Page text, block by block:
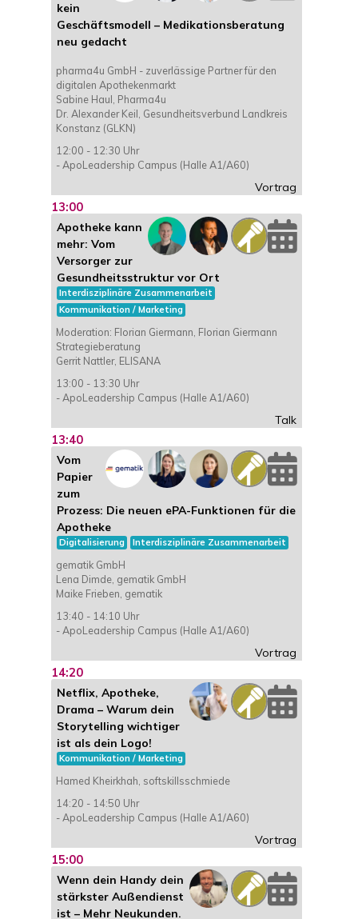
kein
Geschäftsmodell – Medikationsberatung
neu gedacht
pharma4u GmbH - zuverlässige Partner für den
digitalen Apothekenmarkt
Sabine Haul, Pharma4u
Dr. Alexander Keil, Gesundheitsverbund Landkreis
Konstanz (GLKN)
12:00 - 12:30 Uhr
- ApoLeadership Campus (Halle A1/A60)
Vortrag
13:00
Apotheke kann
mehr: Vom
Versorger zur
Gesundheitsstruktur vor Ort
Interdisziplinäre Zusammenarbeit
Kommunikation / Marketing
Moderation: Florian Giermann, Florian Giermann
Strategieberatung
Gerrit Nattler, ELISANA
13:00 - 13:30 Uhr
- ApoLeadership Campus (Halle A1/A60)
Talk
13:40
Vom
Papier
zum
Prozess: Die neuen ePA-Funktionen für die
Apotheke
Digitalisierung Interdisziplinäre Zusammenarbeit
gematik GmbH
Lena Dimde, gematik GmbH
Maike Frieben, gematik
13:40 - 14:10 Uhr
- ApoLeadership Campus (Halle A1/A60)
Vortrag
14:20
Netflix, Apotheke,
Drama – Warum dein
Storytelling wichtiger
ist als dein Logo!
Kommunikation / Marketing
Hamed Kheirkhah, softskillsschmiede
14:20 - 14:50 Uhr
- ApoLeadership Campus (Halle A1/A60)
Vortrag
15:00
Wenn dein Handy dein
stärkster Außendienst
ist – Mehr Neukunden.